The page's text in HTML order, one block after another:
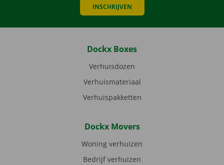
INSCHRIJVEN
Dockx Boxes
Verhuisdozen
Verhuismateriaal
Verhuispakketten
Dockx Movers
Woning verhuizen
Bedrijf verhuizen